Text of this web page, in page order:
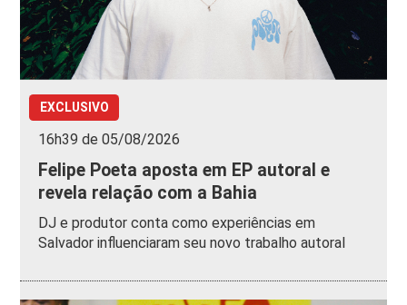
EXCLUSIVO
16h39 de 05/08/2026
Felipe Poeta aposta em EP autoral e
revela relação com a Bahia
DJ e produtor conta como experiências em
Salvador influenciaram seu novo trabalho autoral